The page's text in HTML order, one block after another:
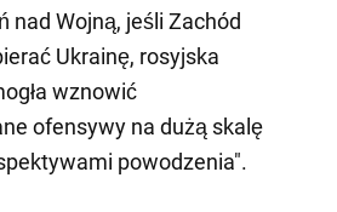
nad Wojną, jeśli Zachód
Ukrainę, rosyjska
wznowić
ofensywy na dużą skalę
powodzenia".